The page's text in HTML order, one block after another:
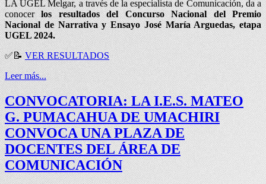
LA UGEL Melgar, a través de la especialista de Comunicación, da a
conocerlos resultados del Concurso Nacional del Premio
Nacional de Narrativa y Ensayo José María Arguedas, etapa
UGEL 2024.
✅📝 VER RESULTADOS
Leer más...
CONVOCATORIA: LA I.E.S. MATEO
G. PUMACAHUA DE UMACHIRI
CONVOCA UNA PLAZA DE
DOCENTES DEL ÁREA DE
COMUNICACIÓN